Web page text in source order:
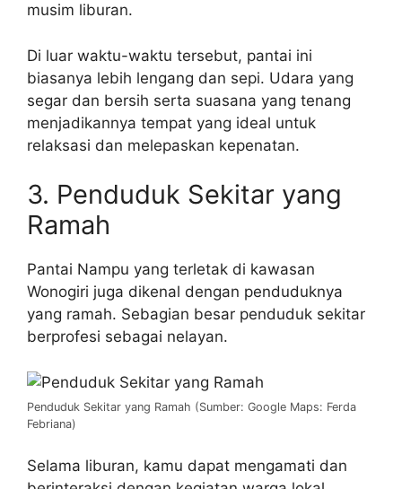
musim liburan.
Di luar waktu-waktu tersebut, pantai ini
biasanya lebih lengang dan sepi. Udara yang
segar dan bersih serta suasana yang tenang
menjadikannya tempat yang ideal untuk
relaksasi dan melepaskan kepenatan.
3. Penduduk Sekitar yang
Ramah
Pantai Nampu yang terletak di kawasan
Wonogiri juga dikenal dengan penduduknya
yang ramah. Sebagian besar penduduk sekitar
berprofesi sebagai nelayan.
Penduduk Sekitar yang Ramah (Sumber: Google Maps: Ferda
Febriana)
Selama liburan, kamu dapat mengamati dan